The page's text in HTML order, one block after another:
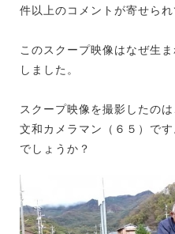
件以上のコメントが寄せられ
このスクープ映像はなぜ生
しました。
スクープ映像を撮影したの
文和カメラマン（６５）で
でしょうか？